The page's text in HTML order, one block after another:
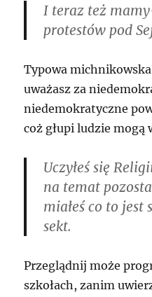
I teraz też
protestów pod
Typowa
uważasz za
niedemokratyczne
coż głupi ludzie mogą
Uczyłeś się
na temat
miałeś co to jest
sekt.
Przeglądnij może
szkołach, zanim